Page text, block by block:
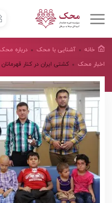
خانه آشنایی با محک درباره محک
اخبار محک
کشتی ایران در کنار